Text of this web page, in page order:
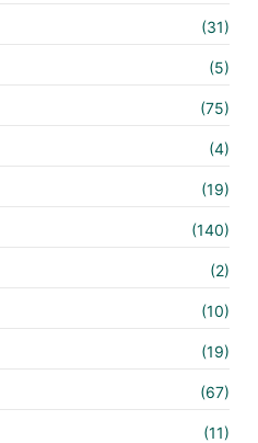
(31)
(5)
(75)
(4)
(19)
(140)
(2)
(10)
(19)
(67)
(11)